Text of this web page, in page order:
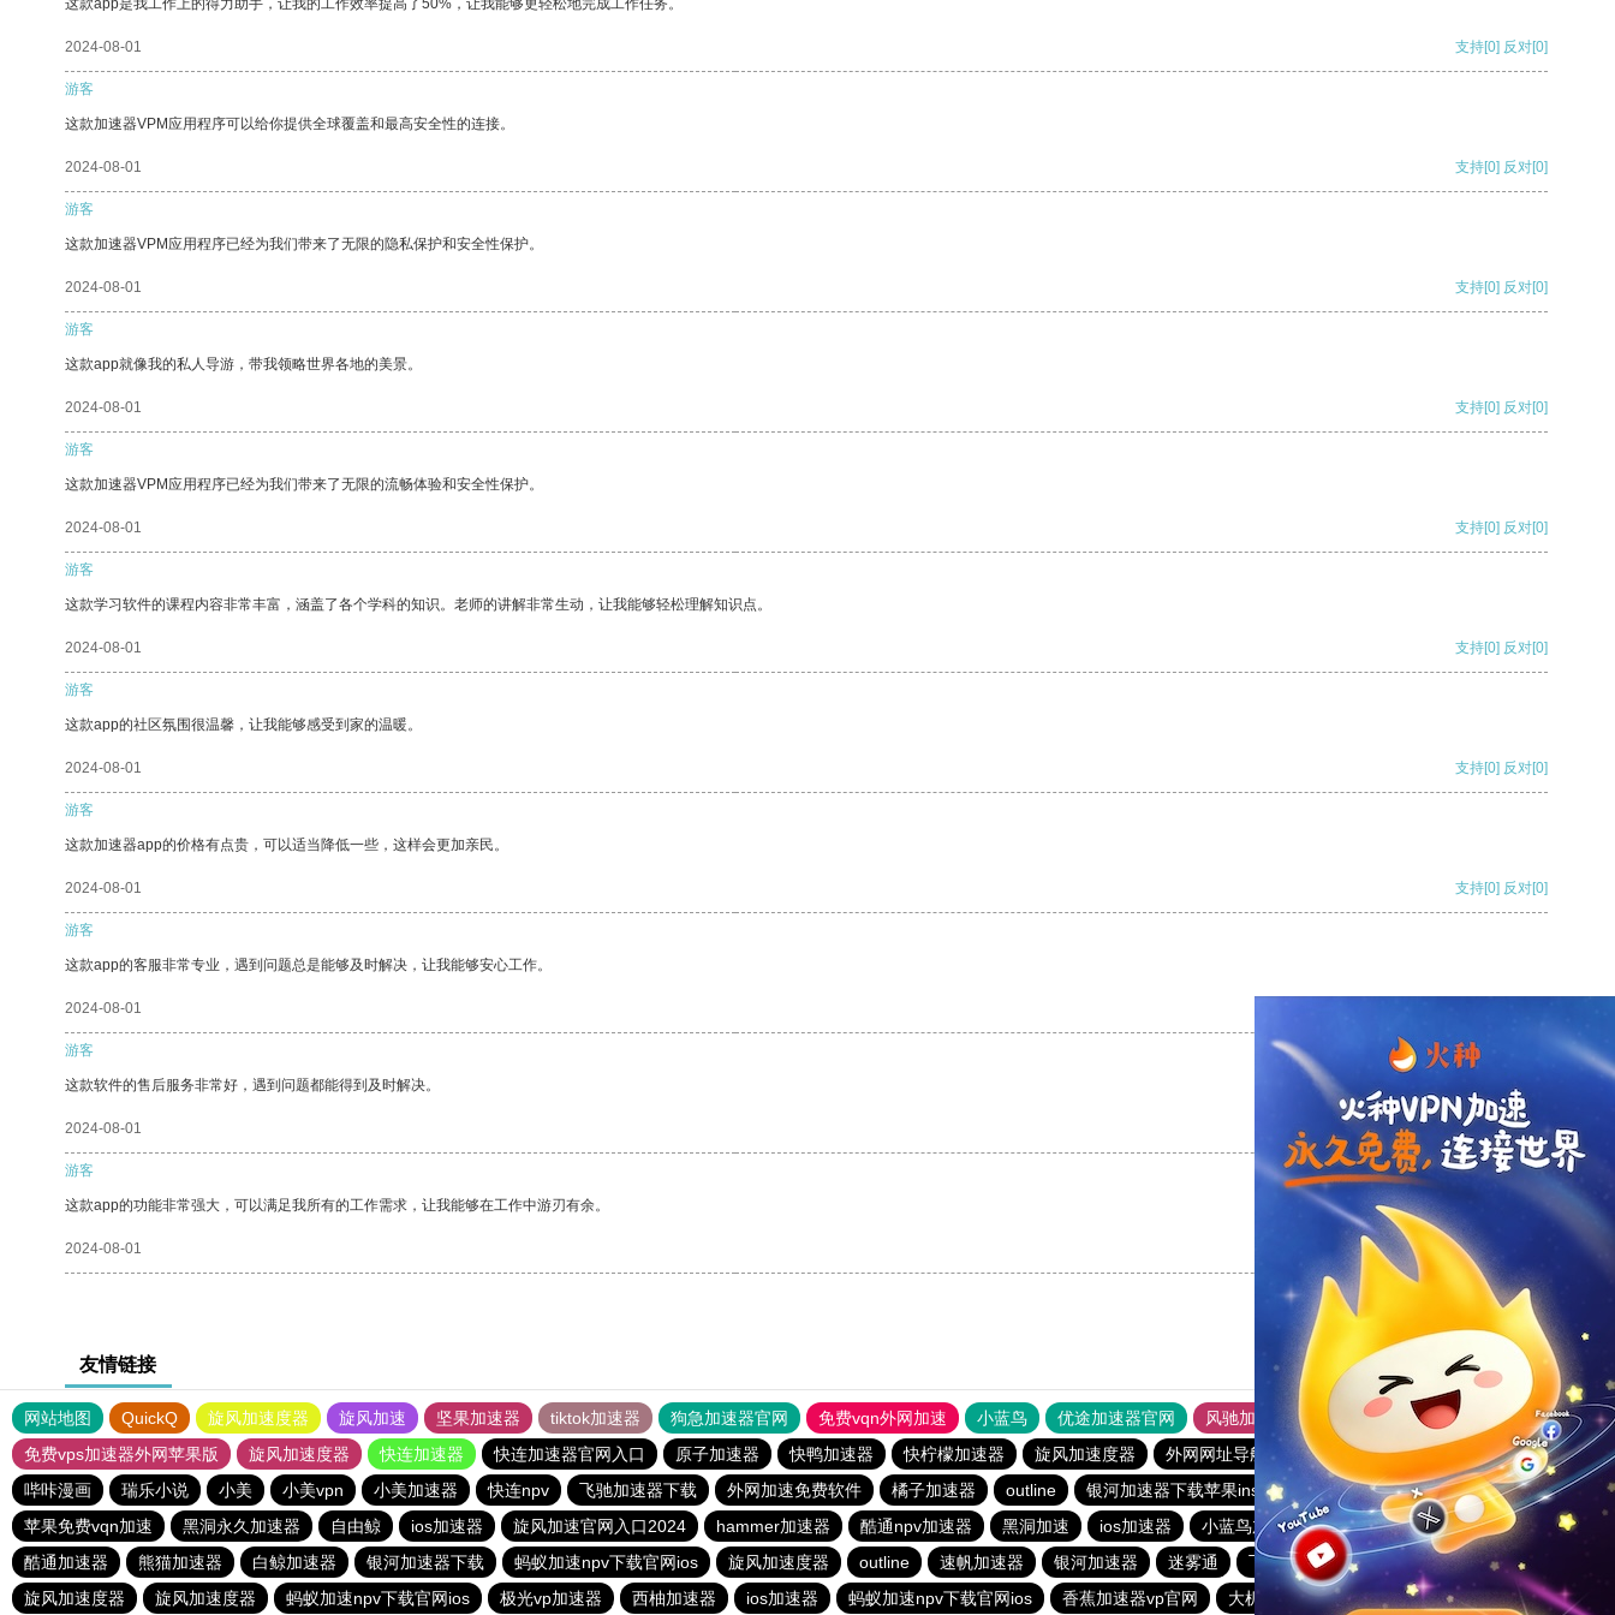
这款app是我工作上的得力助手，让我的工作效率提高了50%，让我能够更轻松地完成工作任务。
2024-08-01 支持[0] 反对[0]
游客
这款加速器VPM应用程序可以给你提供全球覆盖和最高安全性的连接。
2024-08-01 支持[0] 反对[0]
游客
这款加速器VPM应用程序已经为我们带来了无限的隐私保护和安全性保护。
2024-08-01 支持[0] 反对[0]
游客
这款app就像我的私人导游，带我领略世界各地的美景。
2024-08-01 支持[0] 反对[0]
游客
这款加速器VPM应用程序已经为我们带来了无限的流畅体验和安全性保护。
2024-08-01 支持[0] 反对[0]
游客
这款学习软件的课程内容非常丰富，涵盖了各个学科的知识。老师的讲解非常生动，让我能够轻松理解知识点。
2024-08-01 支持[0] 反对[0]
游客
这款app的社区氛围很温馨，让我能够感受到家的温暖。
2024-08-01 支持[0] 反对[0]
游客
这款加速器app的价格有点贵，可以适当降低一些，这样会更加亲民。
2024-08-01 支持[0] 反对[0]
游客
这款app的客服非常专业，遇到问题总是能够及时解决，让我能够安心工作。
2024-08-01
游客
这款软件的售后服务非常好，遇到问题都能得到及时解决。
2024-08-01 支持 [0] 反对 [0]
游客
这款app的功能非常强大，可以满足我所有的工作需求，让我能够在工作中游刃有余。
2024-08-01 支持
友情链接
网站地图 QuickQ 旋风加速度器 旋风加速 坚果加速器 tiktok加速器 狗急加速器官网 免费vqn外网加速 小蓝鸟 优途加速器官网 风驰加速器
旋风加速器
免费vps加速器外网苹果版
旋风加速度器 快连加速器 快连加速器官网入口 原子加速器 快鸭加速器 快柠檬加速器 旋风加速度器 外网网址导航 软件中心 雷霆加速
狂飙加速器
哔咔漫画
瑞乐小说 小美 小美vpn 小美加速器 快连npv 飞驰加速器下载 外网加速免费软件 橘子加速器 outline 银河加速器下载苹果ins 猴王加速器 1元机场
Sockboom
苹果免费vqn加速
黑洞永久加速器 自由鲸 ios加速器 旋风加速官网入口2024 hammer加速器 酷通npv加速器 黑洞加速 ios加速器 小蓝鸟加速器 快连vp
黑洞nvp加速器
酷通加速器
熊猫加速器 白鲸加速器 银河加速器下载 蚂蚁加速npv下载官网ios 旋风加速度器 outline 速帆加速器 银河加速器 迷雾通 飞驰加速器 快连pro
海鸥加速度
旋风加速度器
旋风加速度器 蚂蚁加速npv下载官网ios 极光vp加速器 西柚加速器 ios加速器 蚂蚁加速npv下载官网ios 香蕉加速器vp官网 大机场加速器 猎豹加速器 一元机场